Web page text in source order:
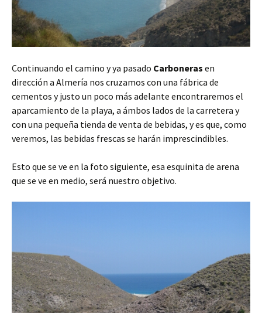
Continuando el camino y ya pasado Carboneras en
dirección a Almería nos cruzamos con una fábrica de
cementos y justo un poco más adelante encontraremos el
aparcamiento de la playa, a ámbos lados de la carretera y
con una pequeña tienda de venta de bebidas, y es que, como
veremos, las bebidas frescas se harán imprescindibles.
Esto que se ve en la foto siguiente, esa esquinita de arena
que se ve en medio, será nuestro objetivo.